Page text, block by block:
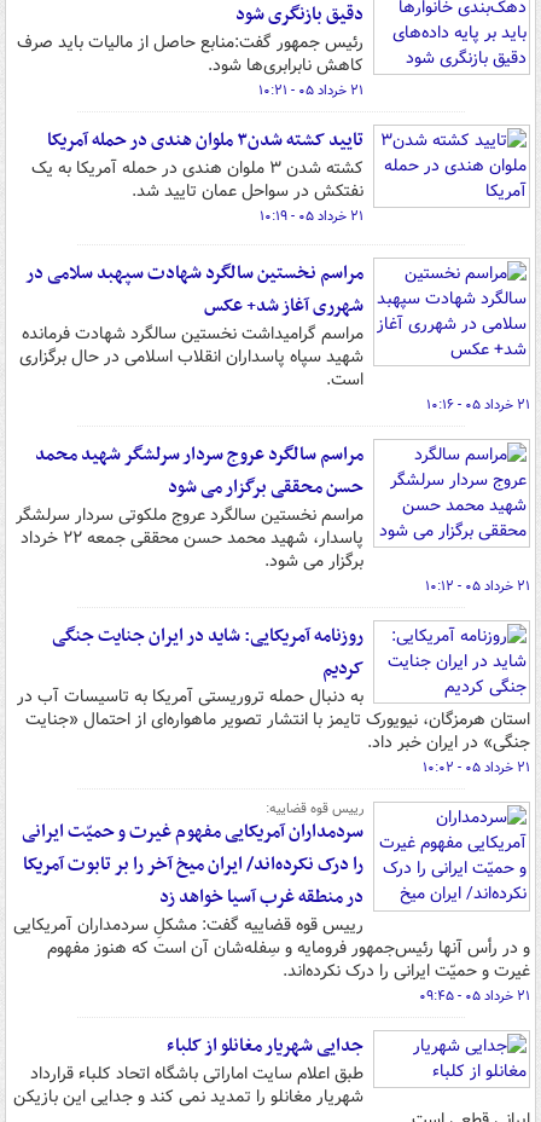
دقیق بازنگری شود
رئیس جمهور گفت:منابع حاصل از مالیات باید صرف
کاهش نابرابری‌ها شود.
۲۱ خرداد ۰۵ - ۱۰:۲۱
تایید کشته شدن۳ ملوان هندی در حمله آمریکا
کشته شدن ۳ ملوان هندی در حمله آمریکا به یک
نفتکش در سواحل عمان تایید شد.
۲۱ خرداد ۰۵ - ۱۰:۱۹
مراسم نخستین سالگرد شهادت سپهبد سلامی در
شهرری آغاز شد+ عکس
مراسم گرامیداشت نخستین سالگرد شهادت فرمانده
شهید سپاه پاسداران انقلاب اسلامی در حال برگزاری
است.
۲۱ خرداد ۰۵ - ۱۰:۱۶
مراسم سالگرد عروج سردار سرلشگر شهید محمد
حسن محققی برگزار می شود
مراسم نخستین سالگرد عروج ملکوتی سردار سرلشگر
پاسدار، شهید محمد حسن محققی جمعه ۲۲ خرداد
برگزار می شود.
۲۱ خرداد ۰۵ - ۱۰:۱۲
روزنامه آمریکایی: شاید در ایران جنایت جنگی
کردیم
به دنبال حمله تروریستی آمریکا به تاسیسات آب در
استان هرمزگان، نیویورک تایمز با انتشار تصویر ماهواره‌ای از احتمال «جنایت
جنگی» در ایران خبر داد.
۲۱ خرداد ۰۵ - ۱۰:۰۲
رییس قوه قضاییه:
سردمداران آمریکایی مفهوم غیرت و حمیّت ایرانی
را درک نکرده‌اند/ ایران میخ آخر را بر تابوت آمریکا
در منطقه غرب آسیا خواهد زد
رییس قوه قضاییه گفت: مشکلِ سردمداران آمریکایی
و در رأس آنها رئیس‌جمهور فرومایه و سِفله‌شان آن است که هنوز مفهوم
غیرت و حمیّت ایرانی را درک نکرده‌اند.
۲۱ خرداد ۰۵ - ۰۹:۴۵
جدایی شهریار مغانلو از کلباء
طبق اعلام سایت اماراتی باشگاه اتحاد کلباء قرارداد
شهریار مغانلو را تمدید نمی کند و جدایی این بازیکن